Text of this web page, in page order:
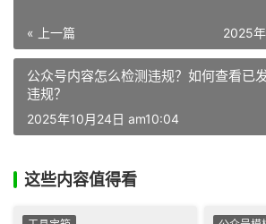
« 上一篇 2025
公众号内容怎么检测违规？如何查看已
违规？​
2025年10月24日 am10:04
这些内容值得看